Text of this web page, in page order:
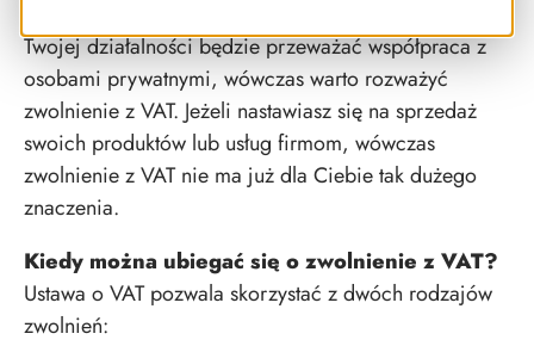
Twojej działalności będzie przeważać współpraca z
osobami prywatnymi, wówczas warto rozważyć
zwolnienie z VAT. Jeżeli nastawiasz się na sprzedaż
swoich produktów lub usług firmom, wówczas
zwolnienie z VAT nie ma już dla Ciebie tak dużego
znaczenia.
Kiedy można ubiegać się o zwolnienie z VAT?
Ustawa o VAT pozwala skorzystać z dwóch rodzajów
zwolnień: